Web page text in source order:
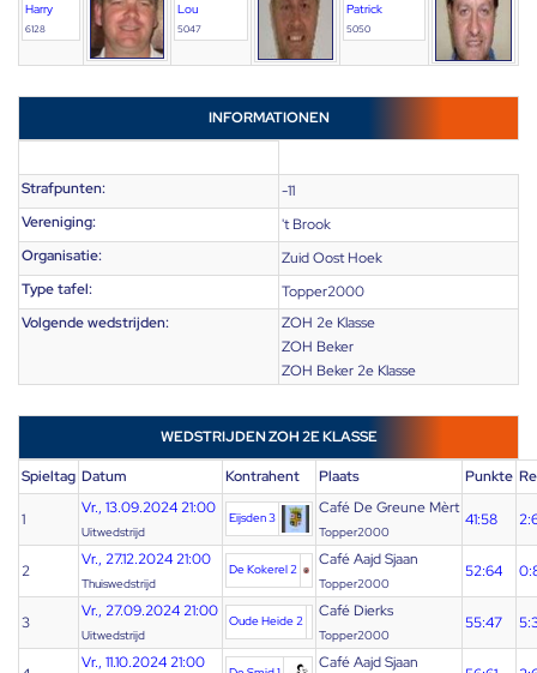
Harry
6128
Lou
5047
Patrick
5050
INFORMATIONEN
Strafpunten:
-11
Vereniging:
't Brook
Organisatie:
Zuid Oost Hoek
Type tafel:
Topper2000
Volgende wedstrijden:
ZOH 2e Klasse
ZOH Beker
ZOH Beker 2e Klasse
WEDSTRIJDEN ZOH 2E KLASSE
Spieltag Datum Kontrahent Plaats Punkte
1
Vr., 13.09.2024 21:00
Uitwedstrijd
Eijsden 3
Café De Greune Mèrt
Topper2000
41:58
2
Vr., 27.12.2024 21:00
Thuiswedstrijd
De Kokerel 2
Café Aajd Sjaan
Topper2000
52:64
3
Vr., 27.09.2024 21:00
Uitwedstrijd
Oude Heide 2
Café Dierks
Topper2000
55:47
Vr., 11.10.2024 21:00 Café Aajd Sjaan